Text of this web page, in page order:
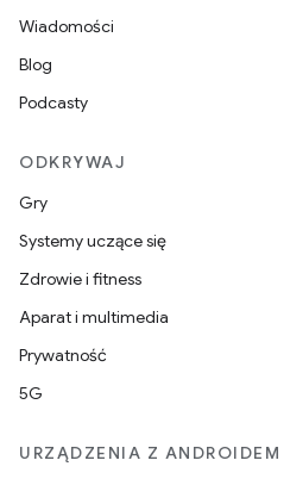
Wiadomości
Blog
Podcasty
ODKRYWAJ
Gry
Systemy uczące się
Zdrowie i fitness
Aparat i multimedia
Prywatność
5G
URZĄDZENIA Z ANDROIDEM